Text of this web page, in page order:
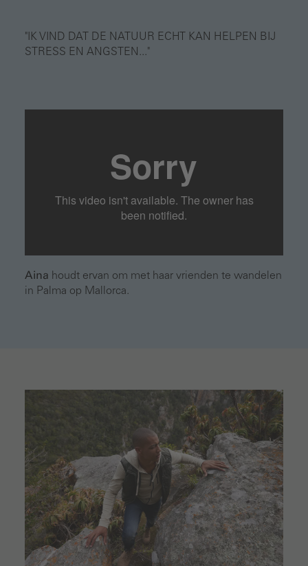
"IK VIND DAT DE NATUUR ECHT KAN HELPEN BIJ
STRESS EN ANGSTEN..."
Aina houdt ervan om met haar vrienden te wandelen
in Palma op Mallorca.